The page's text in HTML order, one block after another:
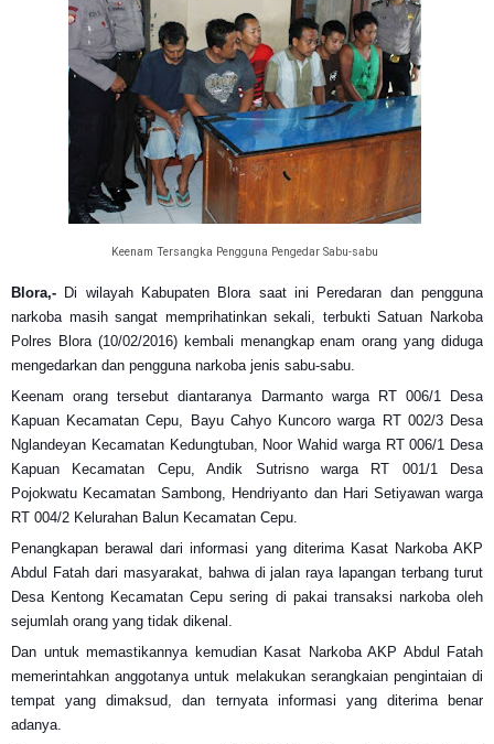
Keenam Tersangka Pengguna Pengedar Sabu-sabu
Blora,- Di wilayah Kabupaten Blora saat ini Peredaran dan pengguna
narkoba masih sangat memprihatinkan sekali, terbukti Satuan Narkoba
Polres Blora (10/02/2016) kembali menangkap enam orang yang diduga
mengedarkan dan pengguna narkoba jenis sabu-sabu.
Keenam orang tersebut diantaranya Darmanto warga RT 006/1 Desa
Kapuan Kecamatan Cepu, Bayu Cahyo Kuncoro warga RT 002/3 Desa
Nglandeyan Kecamatan Kedungtuban, Noor Wahid warga RT 006/1 Desa
Kapuan Kecamatan Cepu, Andik Sutrisno warga RT 001/1 Desa
Pojokwatu Kecamatan Sambong, Hendriyanto dan Hari Setiyawan warga
RT 004/2 Kelurahan Balun Kecamatan Cepu.
Penangkapan berawal dari informasi yang diterima Kasat Narkoba AKP
Abdul Fatah dari masyarakat, bahwa di jalan raya lapangan terbang turut
Desa Kentong Kecamatan Cepu sering di pakai transaksi narkoba oleh
sejumlah orang yang tidak dikenal.
Dan untuk memastikannya kemudian Kasat Narkoba AKP Abdul Fatah
memerintahkan anggotanya untuk melakukan serangkaian pengintaian di
tempat yang dimaksud, dan ternyata informasi yang diterima benar
adanya.